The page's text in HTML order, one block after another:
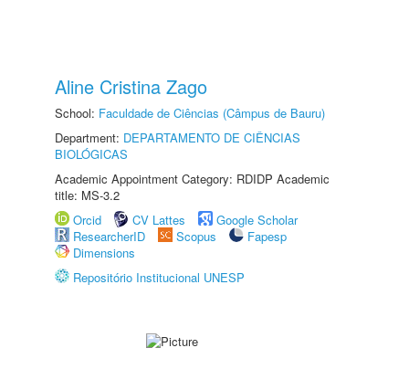
Aline Cristina Zago
School: Faculdade de Ciências (Câmpus de Bauru)
Department: DEPARTAMENTO DE CIÊNCIAS
BIOLÓGICAS
Academic Appointment Category: RDIDP Academic
title: MS-3.2
Orcid
CV Lattes
Google Scholar
ResearcherID
Scopus
Fapesp
Dimensions
Repositório Institucional UNESP